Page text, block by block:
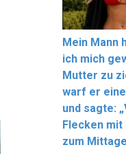
Mein Mann
ich mich
Mutter zu
warf er
und sagte:
Flecken mit
zum